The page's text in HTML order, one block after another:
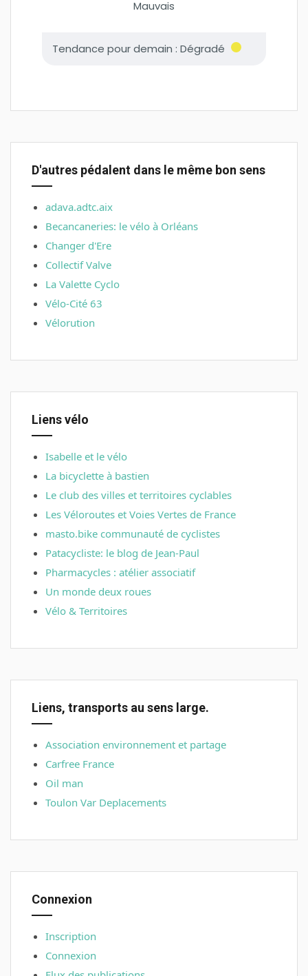
D'autres pédalent dans le même bon sens
adava.adtc.aix
Becancaneries: le vélo à Orléans
Changer d'Ere
Collectif Valve
La Valette Cyclo
Vélo-Cité 63
Vélorution
Liens vélo
Isabelle et le vélo
La bicyclette à bastien
Le club des villes et territoires cyclables
Les Véloroutes et Voies Vertes de France
masto.bike communauté de cyclistes
Patacycliste: le blog de Jean-Paul
Pharmacycles : atélier associatif
Un monde deux roues
Vélo & Territoires
Liens, transports au sens large.
Association environnement et partage
Carfree France
Oil man
Toulon Var Deplacements
Connexion
Inscription
Connexion